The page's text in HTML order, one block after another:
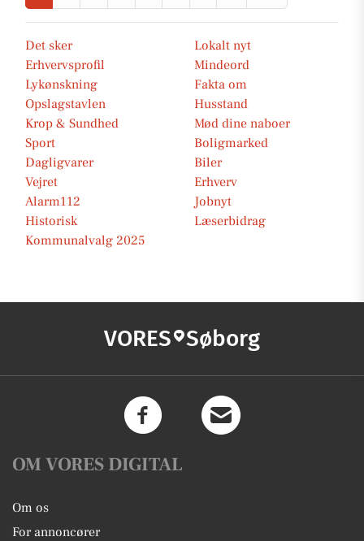
Det sker
Lokalt nyt
Erhvervsprofil
Mindeord
Lykønskning
Fakta om
Opslagstavlen
Husstand
Krop & Sundhed
Mød dine naboer
Sport
Boligmarked
Dagligvarer
Biler
Vejret
Erhverv
Alarm112
Jobnyt
Historisk
Læserbidrag
Kommunalvalg 2025
VORES Søborg
OM VORES DIGITAL
Om os
For annoncører